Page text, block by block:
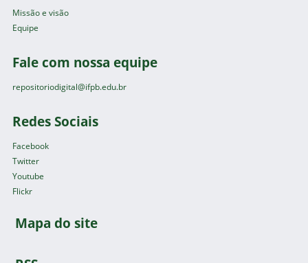
Missão e visão
Equipe
Fale com nossa equipe
repositoriodigital@ifpb.edu.br
Redes Sociais
Facebook
Twitter
Youtube
Flickr
Mapa do site